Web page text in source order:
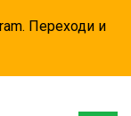
Переходи и